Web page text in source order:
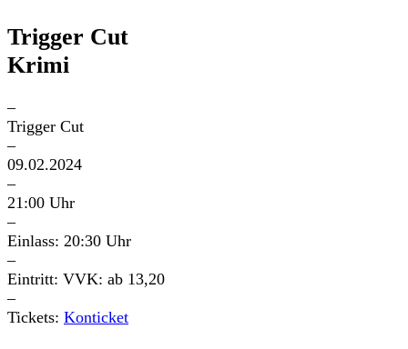
Trigger Cut
Krimi
–
Trigger Cut
–
09.02.2024
–
21:00 Uhr
–
Einlass: 20:30 Uhr
–
Eintritt: VVK: ab 13,20
–
Tickets: Konticket